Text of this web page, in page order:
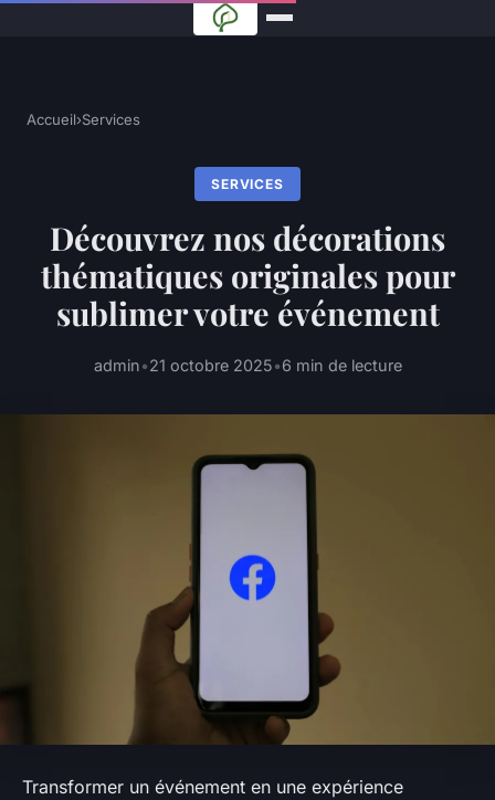
Accueil›Services
SERVICES
Découvrez nos décorations
thématiques originales pour
sublimer votre événement
admin•21 octobre 2025•6 min de lecture
Transformer un événement en une expérience